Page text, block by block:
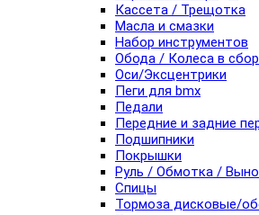
Кассета / Трещотка
Масла и смазки
Набор инструментов
Обода / Колеса в
Оси/Эксцентрики
Пеги для bmx
Педали
Передние и задние
Подшипники
Покрышки
Руль / Обмотка /
Спицы
Тормоза дисковые/